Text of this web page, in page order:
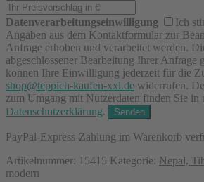
Datenverarbeitungseinwilligung
Ich
Angaben aus dem Kontaktformular zur
Anfrage erhoben und verarbeitet werden.
abgeschlossener Bearbeitung Ihrer Anfrage
können Ihre Einwilligung jederzeit für die
shop@teppich-kaufen-xxl.de widerrufen.
zum Umgang mit Nutzerdaten finden Sie in
Datenschutzerklärung.
PayPal-Express-Zahlung im Warenkorb
Artikelnummer: 15415 Kategorie: Nepal,
modern